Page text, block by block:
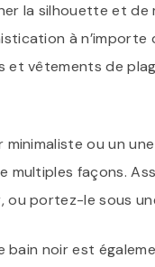
la silhouette et
à
et vêtements de
ou un
façons.
ou portez-le sous
bain noir est